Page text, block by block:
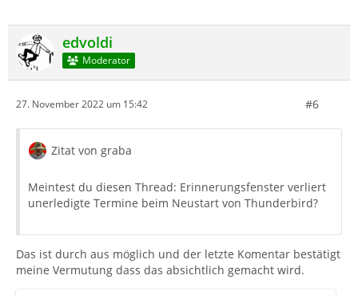
edvoldi
Moderator
27. November 2022 um 15:42 #6
Zitat von graba
Meintest du diesen Thread: Erinnerungsfenster verliert
unerledigte Termine beim Neustart von Thunderbird?
Das ist durch aus möglich und der letzte Komentar bestätigt
meine Vermutung dass das absichtlich gemacht wird.